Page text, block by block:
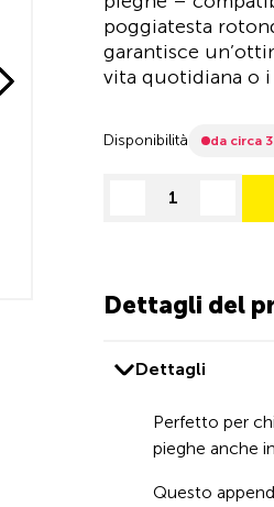
poggiatesta
garantisce
vita quotidiana o
Disponibilità da circa
decrease quantity
Dettagli del
Dettagli
Perfetto per
pieghe anche
Questo